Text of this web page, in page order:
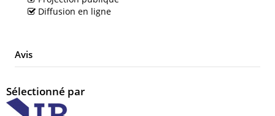
Diffusion en ligne
Avis
Sélectionné par